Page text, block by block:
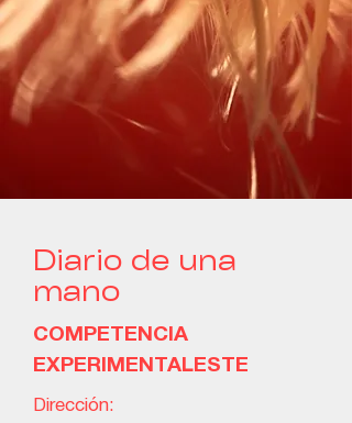
Diario de una
mano
COMPETENCIA
EXPERIMENTALESTE
Dirección: